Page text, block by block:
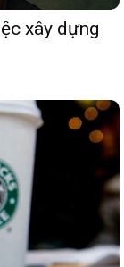
xây dựng